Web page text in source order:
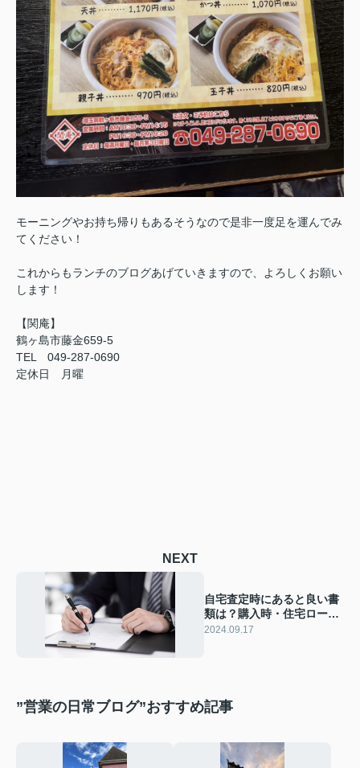
モーニングやお持ち帰りもあるそうなので是非一度足を運んでみ
てください！
これからもランチのブログあげていきますので、よろしくお願い
します！
【関庵】
鶴ヶ島市藤金659-5
TEL 049-287-0690
定休日 月曜
NEXT
自宅査定時にあると良い書
類は？購入時・住宅ロー
ン・登記簿謄本もご紹介
2024.09.17
”営業の日常ブログ”おすすめ記事